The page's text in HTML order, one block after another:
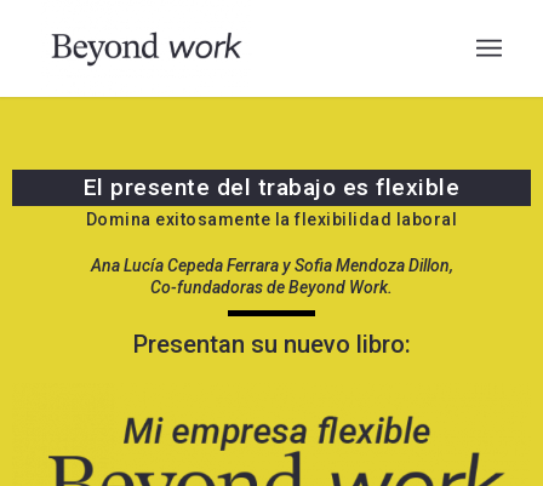
El presente del trabajo es flexible
Domina exitosamente la flexibilidad laboral
Ana Lucía Cepeda Ferrara y Sofia Mendoza Dillon,
Co-fundadoras de Beyond Work.
Presentan su nuevo libro: